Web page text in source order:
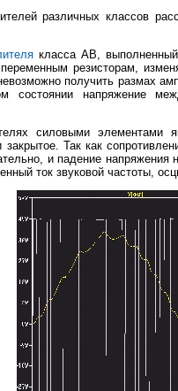
различных классов
класса АВ, выполненный
резисторам,
получить размах
состоянии напряжение
силовыми элементами
закрытое. Так как
и падение напряжения
ток звуковой частоты,